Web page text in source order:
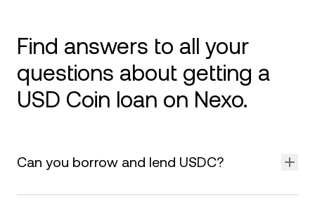
Find answers to all your
questions about getting a
USD Coin loan on Nexo.
Can you borrow and lend USDC?
Yes, on platforms like Nexo, you can borrow USDC by using